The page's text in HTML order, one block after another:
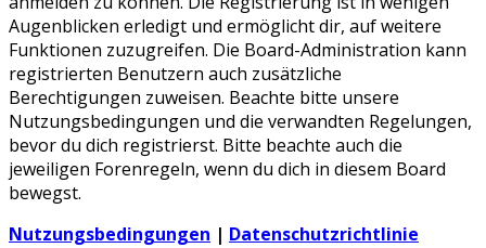
Augenblicken erledigt und ermöglicht dir, auf weitere
Funktionen zuzugreifen. Die Board-Administration kann
registrierten Benutzern auch zusätzliche
Berechtigungen zuweisen. Beachte bitte unsere
Nutzungsbedingungen und die verwandten Regelungen,
bevor du dich registrierst. Bitte beachte auch die
jeweiligen Forenregeln, wenn du dich in diesem Board
bewegst.
Nutzungsbedingungen | Datenschutzrichtlinie